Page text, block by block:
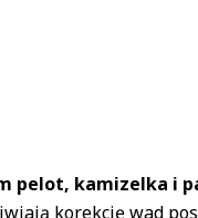
pelot, kamizelka i
korekcję wad